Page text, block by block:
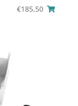
€185,50